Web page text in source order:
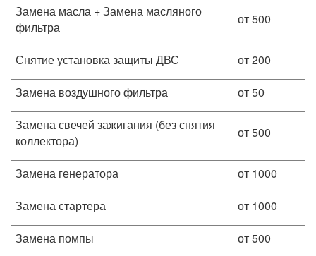
Замена масла + Замена масляного
фильтра
от 500
Снятие установка защиты ДВС
от 200
Замена воздушного фильтра
от 50
Замена свечей зажигания (без снятия
коллектора)
от 500
Замена генератора
от 1000
Замена стартера
от 1000
Замена помпы
от 500